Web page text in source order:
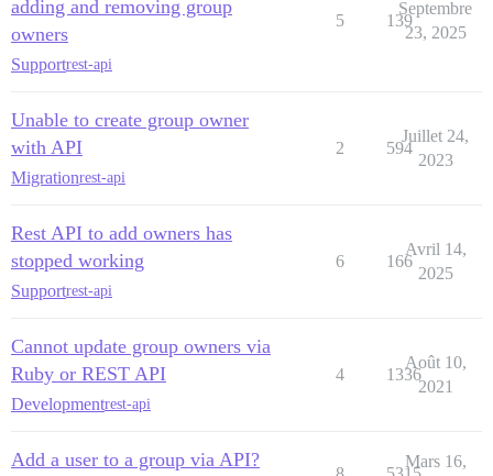
adding and removing group
owners
Supportrest-api
5 139
Septembre
23, 2025
Unable to create group owner
with API
Migrationrest-api
2 594
Juillet 24,
2023
Rest API to add owners has
stopped working
Supportrest-api
6 166
Avril 14,
2025
Cannot update group owners via
Ruby or REST API
Developmentrest-api
4 1336
Août 10,
2021
Add a user to a group via API?
Mars 16,